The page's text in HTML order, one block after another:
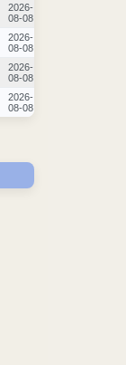
2026-
08-08
2026-
08-08
2026-
08-08
2026-
08-08